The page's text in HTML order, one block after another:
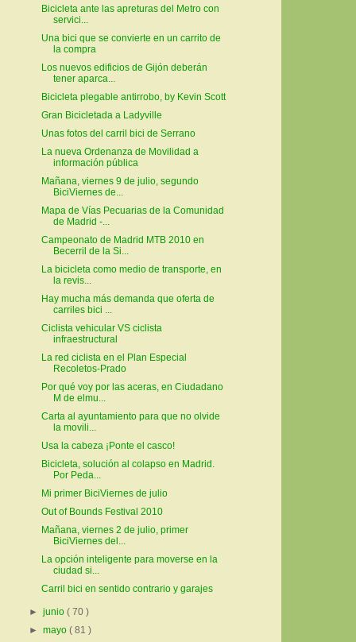
Bicicleta ante las apreturas del Metro con
servici...
Una bici que se convierte en un carrito de
la compra
Los nuevos edificios de Gijón deberán
tener aparca...
Bicicleta plegable antirrobo, by Kevin Scott
Gran Bicicletada a Ladyville
Unas fotos del carril bici de Serrano
La nueva Ordenanza de Movilidad a
información pública
Mañana, viernes 9 de julio, segundo
BiciViernes de...
Mapa de Vías Pecuarias de la Comunidad
de Madrid -...
Campeonato de Madrid MTB 2010 en
Becerril de la Si...
La bicicleta como medio de transporte, en
la revis...
Hay mucha más demanda que oferta de
carriles bici ...
Ciclista vehicular VS ciclista
infraestructural
La red ciclista en el Plan Especial
Recoletos-Prado
Por qué voy por las aceras, en Ciudadano
M de elmu...
Carta al ayuntamiento para que no olvide
la movili...
Usa la cabeza ¡Ponte el casco!
Bicicleta, solución al colapso en Madrid.
Por Peda...
Mi primer BiciViernes de julio
Out of Bounds Festival 2010
Mañana, viernes 2 de julio, primer
BiciViernes del...
La opción inteligente para moverse en la
ciudad si...
Carril bici en sentido contrario y garajes
►junio( 70 )
►mayo( 81 )